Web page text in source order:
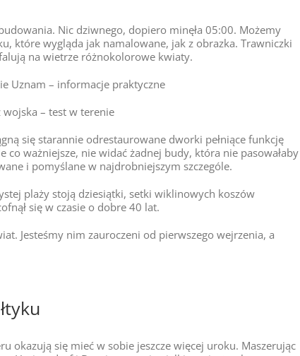
Nic dziwnego, dopiero minęła 05:00. Możemy
które wygląda jak namalowane, jak z obrazka. Trawniczki
na wietrze różnokolorowe kwiaty.
Uznam – informacje praktyczne
wojska – test w terenie
się starannie odrestaurowane dworki pełniące funkcję
ważniejsze, nie widać żadnej budy, która nie pasowałaby
i pomyślane w najdrobniejszym szczególe.
plaży stoją dziesiątki, setki wiklinowych koszów
się w czasie o dobre 40 lat.
Jesteśmy nim zauroczeni od pierwszego wejrzenia, a
okazują się mieć w sobie jeszcze więcej uroku. Maszerując